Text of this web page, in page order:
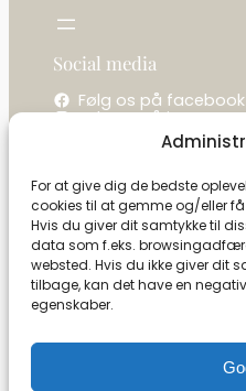
For at give dig de bedste
cookies til at gemme og/eller
Hvis du giver dit samtykke til
data som f.eks.
websted. Hvis du ikke giver dit
tilbage, kan det have en
egenskaber.
Social media
Følg os på facebook
Følg os på
La camelot / Kastel Vine
Ringholmvej 1
5853 Ørbæk
CVR: 27591493
Tel:+45 21 13 09 79